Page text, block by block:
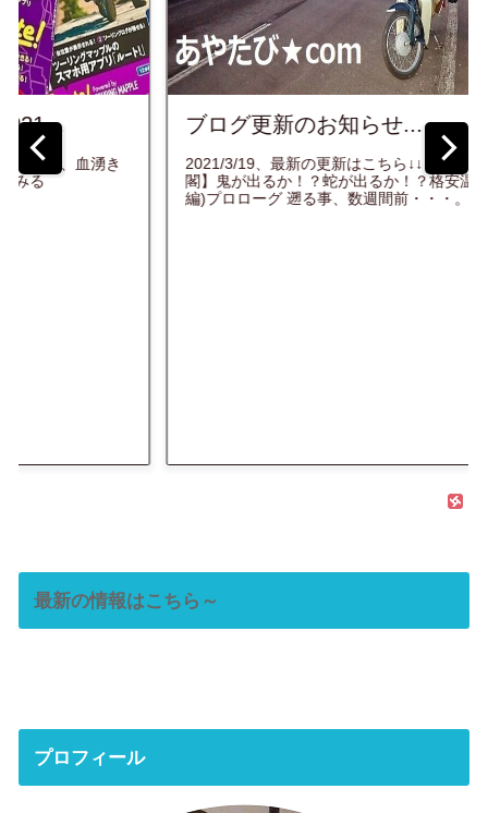
ブログ更新のお知らせ...
2021/3/19、最新の更新はこちら↓↓ 【天人峡温泉 天人
閣】鬼が出るか！？蛇が出るか！？格安温泉宿探訪記(前
編)プロローグ 遡る事、数週間前・・・。 やっ...
最新の情報はこちら～
プロフィール